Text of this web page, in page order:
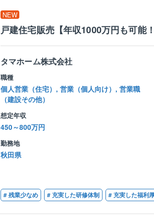
NEW
戸建住宅販売【年収1000万円も可能
タマホーム株式会社
職種
個人営業（住宅）, 営業（個人向け）, 営業職
（建設その他）
想定年収
450～800万円
勤務地
秋田県
# 残業少なめ # 充実した研修体制 # 充実した福利